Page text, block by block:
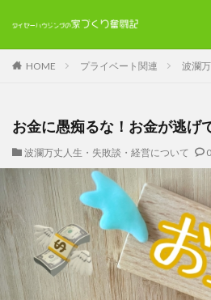
HOME プライベート関連 波瀾
お金に愚痴るな！お金が逃げ
波瀾万丈人生・失敗談・経営について